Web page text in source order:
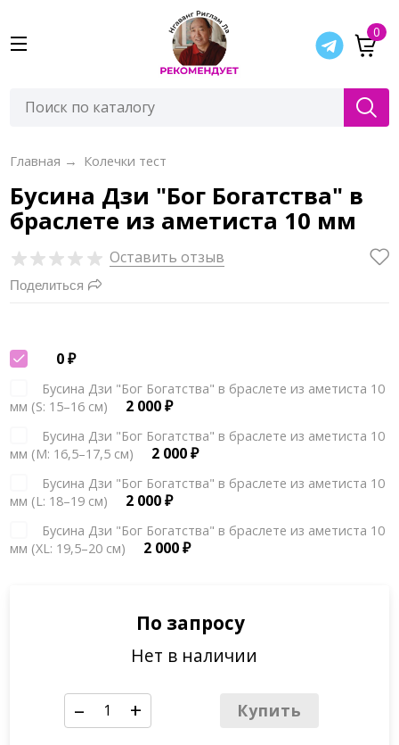
0
Главная → Колечки тест
Бусина Дзи "Бог Богатства" в
браслете из аметиста 10 мм
Оставить отзыв
Поделиться
0₽
Бусина Дзи "Бог Богатства" в браслете из аметиста 10
мм (S: 15–16 см)
2 000₽
Бусина Дзи "Бог Богатства" в браслете из аметиста 10
мм (М: 16,5–17,5 см)
2 000₽
Бусина Дзи "Бог Богатства" в браслете из аметиста 10
мм (L: 18–19 см)
2 000₽
Бусина Дзи "Бог Богатства" в браслете из аметиста 10
мм (XL: 19,5–20 см)
2 000₽
По запросу
Нет в наличии
– + Купить